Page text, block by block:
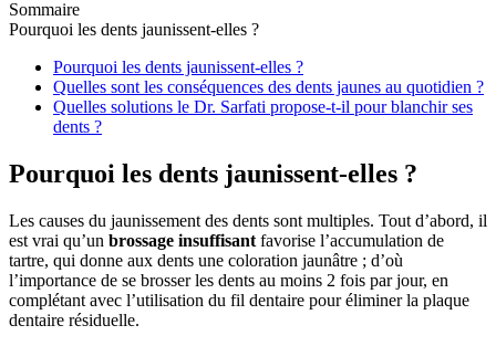
Sommaire
Pourquoi les dents jaunissent-elles ?
Pourquoi les dents jaunissent-elles ?
Quelles sont les conséquences des dents jaunes au quotidien ?
Quelles solutions le Dr. Sarfati propose-t-il pour blanchir ses
dents ?
Pourquoi les dents jaunissent-elles ?
Les causes du jaunissement des dents sont multiples. Tout d’abord, il
est vrai qu’un brossage insuffisant favorise l’accumulation de
tartre, qui donne aux dents une coloration jaunâtre ; d’où
l’importance de se brosser les dents au moins 2 fois par jour, en
complétant avec l’utilisation du fil dentaire pour éliminer la plaque
dentaire résiduelle.